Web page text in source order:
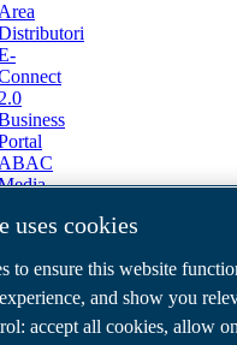
Notices
form
form
uses cookies
to ensure this website
and show you
accept all cookies, allow